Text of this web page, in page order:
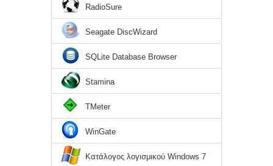
RadioSure
Seagate DiscWizard
SQLite Database Browser
Stamina
TMeter
WinGate
Κατάλογος λογισμικού Windows 7